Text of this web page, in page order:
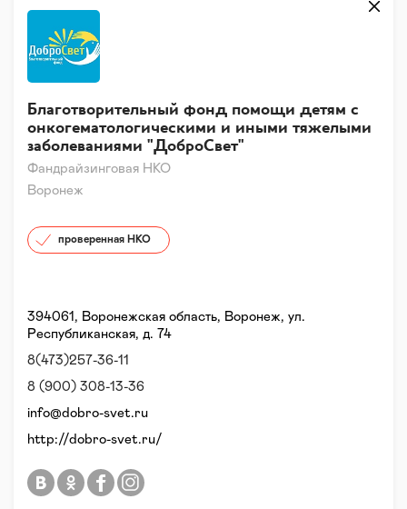
Фандрайзинговая НКО
Благотворительный фонд помощи детям с
онкогематологическими и иными тяжелыми
заболеваниями "ДоброСвет"
Воронеж
проверенная НКО
394061, Воронежская область, Воронеж, ул.
Республиканская, д. 74
8(473)257-36-11
8 (900) 308-13-36
info@dobro-svet.ru
http://dobro-svet.ru/